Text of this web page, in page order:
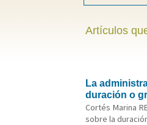
Artículos
La
duración o
Cortés Marina
sobre la